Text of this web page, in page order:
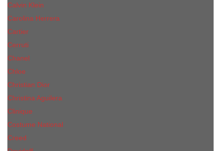
Calvin Klein
Carolina Herrera
Cartier
Cerruti
Сhanеl
Chloe
Christian Dior
Christina Aguilera
Сliniquе
Costume National
Creed